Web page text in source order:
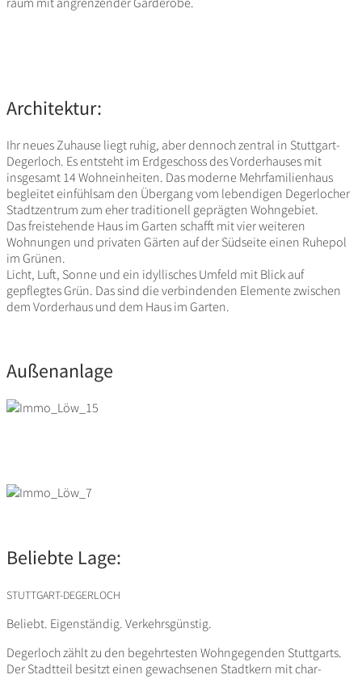
Architektur:
Ihr neues Zuhause liegt ruhig, aber dennoch zentral in Stutt­gart-
Deger­loch. Es entsteht im Erdge­schoss des Vorder­hauses mit
insge­samt 14 Wohn­ein­heiten. Das moderne Mehr­fa­mi­li­en­haus
begleitet einfühlsam den Über­gang vom leben­digen Deger­lo­cher
Stadt­zen­trum zum eher tradi­tio­nell geprägten Wohngebiet.
Das frei­ste­hende Haus im Garten schafft mit vier weiteren
Wohnungen und privaten Gärten auf der Südseite einen Ruhepol
im Grünen.
Licht, Luft, Sonne und ein idyl­li­sches Umfeld mit Blick auf
gepflegtes Grün. Das sind die verbin­denden Elemente zwischen
dem Vorder­haus und dem Haus im Garten.
Außenanlage
Beliebte Lage:
STUTTGART-DEGERLOCH
Beliebt. Eigen­ständig. Verkehrsgünstig.
Deger­loch zählt zu den begehr­testen Wohn­ge­genden Stutt­garts.
Der Stadt­teil besitzt einen gewach­senen Stadt­kern mit char­